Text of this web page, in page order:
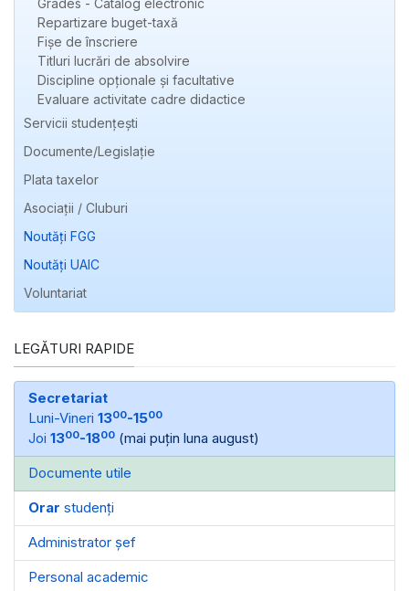
Repartizare buget-taxă
Fișe de înscriere
Titluri lucrări de absolvire
Discipline opționale şi facultative
Evaluare activitate cadre didactice
Servicii studențești
Documente/Legislație
Plata taxelor
Asociații / Cluburi
Noutăți FGG
Noutăți UAIC
Voluntariat
LEGĂTURI RAPIDE
Secretariat
Luni-Vineri 1300-1500
Joi 1300-1800 (mai puțin luna august)
Documente utile
Orar studenți
Administrator șef
Personal academic